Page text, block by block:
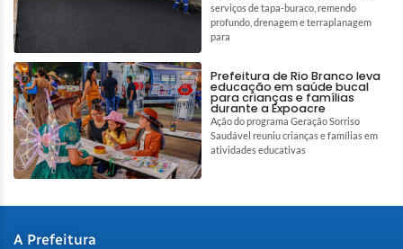
serviços de tapa-buraco, remendo
profundo, drenagem e terraplanagem
para
Prefeitura de Rio Branco leva
educação em saúde bucal
para crianças e famílias
durante a Expoacre
Ação do programa Geração Sorriso
Saudável reuniu crianças e famílias em
atividades educativas
A Prefeitura